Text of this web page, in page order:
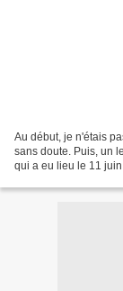
Au début, je n'étais
sans doute. Puis, un
qui a eu lieu le 11